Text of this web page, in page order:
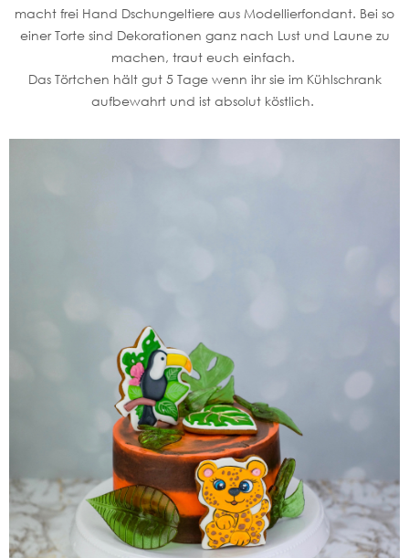
macht frei Hand Dschungeltiere aus Modellierfondant. Bei so
einer Torte sind Dekorationen ganz nach Lust und Laune zu
machen, traut euch einfach.
Das Törtchen hält gut 5 Tage wenn ihr sie im Kühlschrank
aufbewahrt und ist absolut köstlich.